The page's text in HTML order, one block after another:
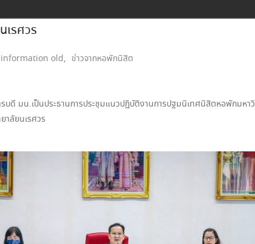
รศวร
old, ข่าวจากหอพักนิสิต
มน.เป็นประธานการประชุมแนวปฏิบัติงานการปฐมนิเทศนิสิตหอพักมหา
ลัยนเรศวร